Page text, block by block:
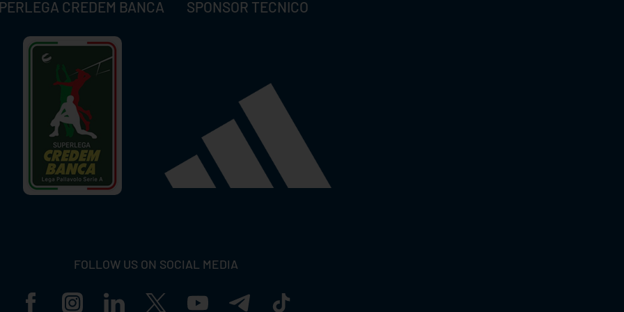
CREDEM BANCA SPONSOR TECNICO
FOLLOW US ON SOCIAL MEDIA